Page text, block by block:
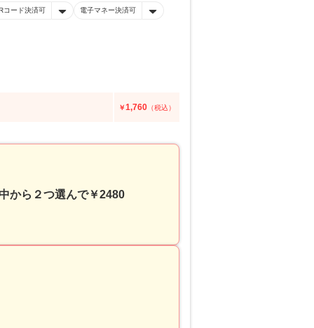
コード決済可 電子マネー決済可
￥1,760 （税込）
から２つ選んで￥2480